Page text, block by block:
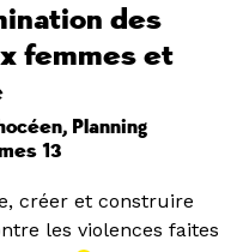
des
femmes et
Planning
13
créer et construire
les violences faites